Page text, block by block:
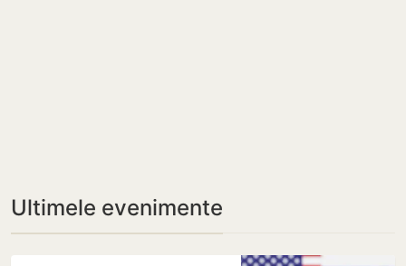
Ultimele evenimente